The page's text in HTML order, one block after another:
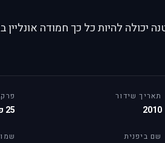
להיות כל כך חמודה אונליין
תאריך שידור
2010 25 פרקים
שם ביפנית